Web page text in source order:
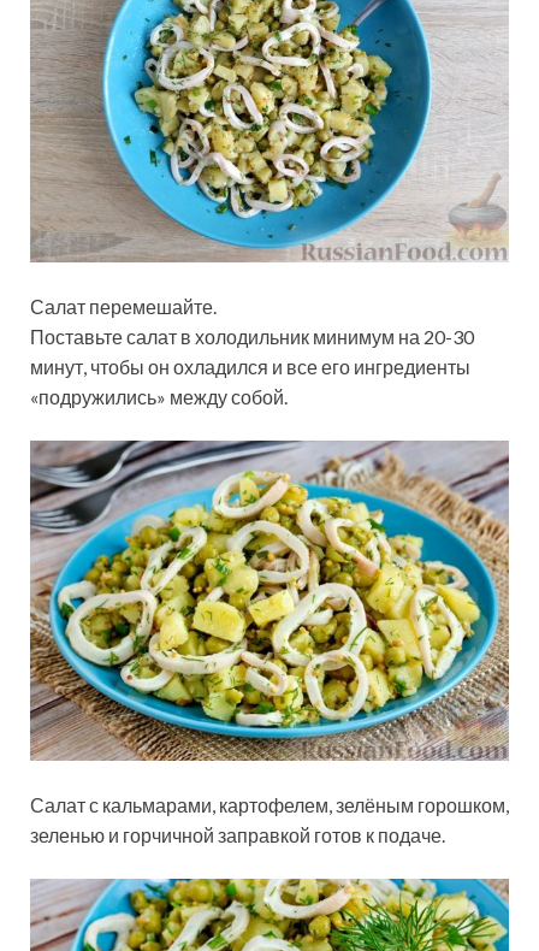
Салат перемешайте.
Поставьте салат в холодильник минимум на 20-30
минут, чтобы он охладился и все его ингредиенты
«подружились» между собой.
Салат с кальмарами, картофелем, зелёным горошком,
зеленью и горчичной заправкой готов к подаче.